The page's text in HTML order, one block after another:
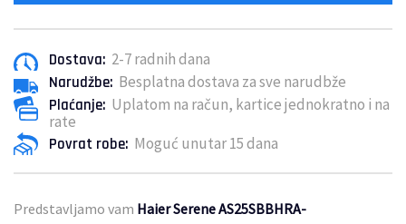
Dostava: 2-7 radnih dana
Narudžbe: Besplatna dostava za sve narudbže
Plaćanje: Uplatom na račun, kartice jednokratno i na
rate
Povrat robe: Moguć unutar 15 dana
Predstavljamo vam Haier Serene AS25SBBHRA-